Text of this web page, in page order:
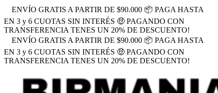
ENVÍO GRATIS A PARTIR DE $90.000 📦 PAGA HASTA
EN 3 y 6 CUOTAS SIN INTERÉS 🤑 PAGANDO CON
TRANSFERENCIA TENES UN 20% DE DESCUENTO!
ENVÍO GRATIS A PARTIR DE $90.000 📦 PAGA HASTA
EN 3 y 6 CUOTAS SIN INTERÉS 🤑 PAGANDO CON
TRANSFERENCIA TENES UN 20% DE DESCUENTO!